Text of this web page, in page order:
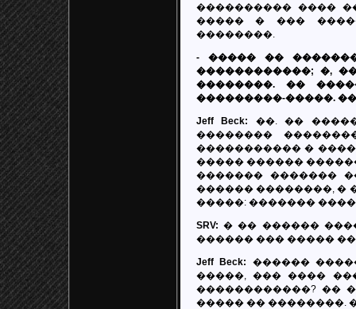
���������� ����
����� � ���
��������.
- ����� ��
������������; �,
��������. ��
���������-�����.
Jeff Beck: ��. ��
��������
����������� �
����� ������
������� �������
������ ��������, �
�����: �������
SRV: � �� ������
������ ��� �����
Jeff Beck: ������
�����, ��� ����
������������? ��
����� �� ��������.